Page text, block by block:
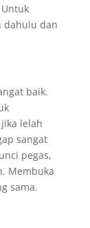
dahulu dan
baik.
lelah
sangat
pegas,
Membuka
sama.